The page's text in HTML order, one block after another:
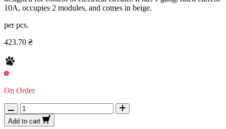
10A, occupies 2 modules, and comes in beige.
per pcs.
423.70 ₴
On Order
Add to cart